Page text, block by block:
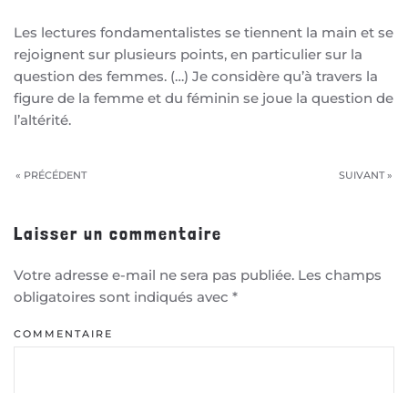
Les lectures fondamentalistes se tiennent la main et se
rejoignent sur plusieurs points, en particulier sur la
question des femmes. (…) Je considère qu’à travers la
figure de la femme et du féminin se joue la question de
l’altérité.
« PRÉCÉDENT SUIVANT »
Laisser un commentaire
Votre adresse e-mail ne sera pas publiée. Les champs
obligatoires sont indiqués avec *
COMMENTAIRE